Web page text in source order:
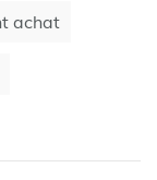
achat